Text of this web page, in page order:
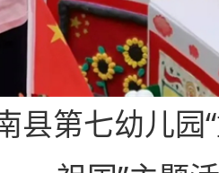
县第七幼儿园